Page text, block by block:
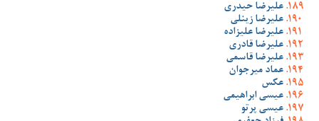
علیرضا حیدری
علیرضا زینلی
علیرضا علیزاده
علیرضا قادری
علیرضا قاسمی
عماد میرجوان
عکس
عیسی ابراهیمی
عیسی پرتو